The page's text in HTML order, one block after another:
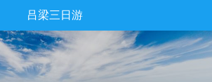
吕梁三日游